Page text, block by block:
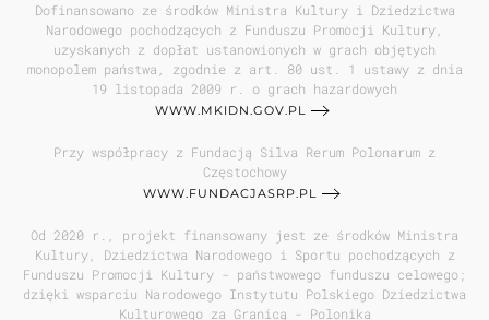
Dofinansowano ze środków Ministra Kultury i Dziedzictwa
Narodowego pochodzących z Funduszu Promocji Kultury,
uzyskanych z dopłat ustanowionych w grach objętych
monopolem państwa, zgodnie z art. 80 ust. 1 ustawy z dnia
19 listopada 2009 r. o grach hazardowych
WWW.MKIDN.GOV.PL
Przy współpracy z Fundacją Silva Rerum Polonarum z
Częstochowy
WWW.FUNDACJASRP.PL
Od 2020 r., projekt finansowany jest ze środków Ministra
Kultury, Dziedzictwa Narodowego i Sportu pochodzących z
Funduszu Promocji Kultury - państwowego funduszu celowego;
dzięki wsparciu Narodowego Instytutu Polskiego Dziedzictwa
Kulturowego za Granicą - Polonika